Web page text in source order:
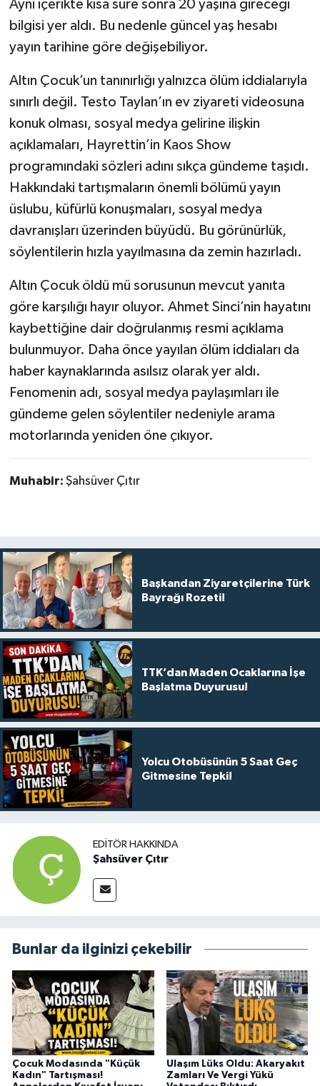
Aynı içerikte kısa süre sonra 20 yaşına gireceği
bilgisi yer aldı. Bu nedenle güncel yaş hesabı
yayın tarihine göre değişebiliyor.
Altın Çocuk’un tanınırlığı yalnızca ölüm iddialarıyla
sınırlı değil. Testo Taylan’ın ev ziyareti videosuna
konuk olması, sosyal medya gelirine ilişkin
açıklamaları, Hayrettin’in Kaos Show
programındaki sözleri adını sıkça gündeme taşıdı.
Hakkındaki tartışmaların önemli bölümü yayın
üslubu, küfürlü konuşmaları, sosyal medya
davranışları üzerinden büyüdü. Bu görünürlük,
söylentilerin hızla yayılmasına da zemin hazırladı.
Altın Çocuk öldü mü sorusunun mevcut yanıta
göre karşılığı hayır oluyor. Ahmet Sinci’nin hayatını
kaybettiğine dair doğrulanmış resmi açıklama
bulunmuyor. Daha önce yayılan ölüm iddiaları da
haber kaynaklarında asılsız olarak yer aldı.
Fenomenin adı, sosyal medya paylaşımları ile
gündeme gelen söylentiler nedeniyle arama
motorlarında yeniden öne çıkıyor.
Muhabir: Şahsüver Çıtır
Başkandan Ziyaretçilerine Türk
Bayrağı Rozeti!
TTK’dan Maden Ocaklarına İşe
Başlatma Duyurusu!
Yolcu Otobüsünün 5 Saat Geç
Gitmesine Tepki!
EDITÖR HAKKINDA
Şahsüver Çıtır
Bunlar da ilginizi çekebilir
Çocuk Modasında "Küçük
Kadın" Tartışması!
Ulaşım Lüks Oldu: Akaryakıt
Zamları Ve Vergi Yükü